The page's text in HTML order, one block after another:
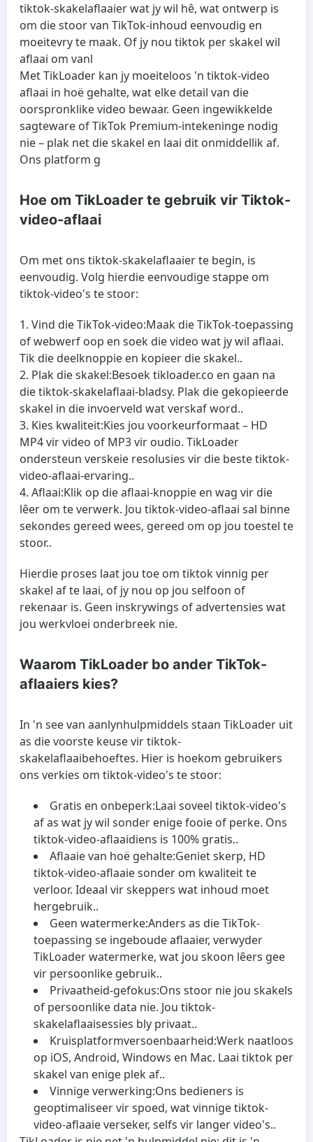
tiktok-skakelaflaaier wat jy wil hê, wat ontwerp is
om die stoor van TikTok-inhoud eenvoudig en
moeitevry te maak. Of jy nou tiktok per skakel wil
aflaai om vanl
Met TikLoader kan jy moeiteloos 'n tiktok-video
aflaai in hoë gehalte, wat elke detail van die
oorspronklike video bewaar. Geen ingewikkelde
sagteware of TikTok Premium-intekeninge nodig
nie – plak net die skakel en laai dit onmiddellik af.
Ons platform g
Hoe om TikLoader te gebruik vir Tiktok-
video-aflaai
Om met ons tiktok-skakelaflaaier te begin, is
eenvoudig. Volg hierdie eenvoudige stappe om
tiktok-video's te stoor:
Vind die TikTok-video:Maak die TikTok-toepassing
of webwerf oop en soek die video wat jy wil aflaai.
Tik die deelknoppie en kopieer die skakel..
Plak die skakel:Besoek tikloader.co en gaan na
die tiktok-skakelaflaai-bladsy. Plak die gekopieerde
skakel in die invoerveld wat verskaf word..
Kies kwaliteit:Kies jou voorkeurformaat – HD
MP4 vir video of MP3 vir oudio. TikLoader
ondersteun verskeie resolusies vir die beste tiktok-
video-aflaai-ervaring..
Aflaai:Klik op die aflaai-knoppie en wag vir die
lêer om te verwerk. Jou tiktok-video-aflaai sal binne
sekondes gereed wees, gereed om op jou toestel te
stoor..
Hierdie proses laat jou toe om tiktok vinnig per
skakel af te laai, of jy nou op jou selfoon of
rekenaar is. Geen inskrywings of advertensies wat
jou werkvloei onderbreek nie.
Waarom TikLoader bo ander TikTok-
aflaaiers kies?
In 'n see van aanlynhulpmiddels staan ​​TikLoader uit
as die voorste keuse vir tiktok-
skakelaflaaibehoeftes. Hier is hoekom gebruikers
ons verkies om tiktok-video's te stoor:
Gratis en onbeperk:Laai soveel tiktok-video's
af as wat jy wil sonder enige fooie of perke. Ons
tiktok-video-aflaaidiens is 100% gratis..
Aflaaie van hoë gehalte:Geniet skerp, HD
tiktok-video-aflaaie sonder om kwaliteit te
verloor. Ideaal vir skeppers wat inhoud moet
hergebruik..
Geen watermerke:Anders as die TikTok-
toepassing se ingeboude aflaaier, verwyder
TikLoader watermerke, wat jou skoon lêers gee
vir persoonlike gebruik..
Privaatheid-gefokus:Ons stoor nie jou skakels
of persoonlike data nie. Jou tiktok-
skakelaflaaisessies bly privaat..
Kruisplatformversoenbaarheid:Werk naatloos
op iOS, Android, Windows en Mac. Laai tiktok per
skakel van enige plek af..
Vinnige verwerking:Ons bedieners is
geoptimaliseer vir spoed, wat vinnige tiktok-
video-aflaaie verseker, selfs vir langer video's..